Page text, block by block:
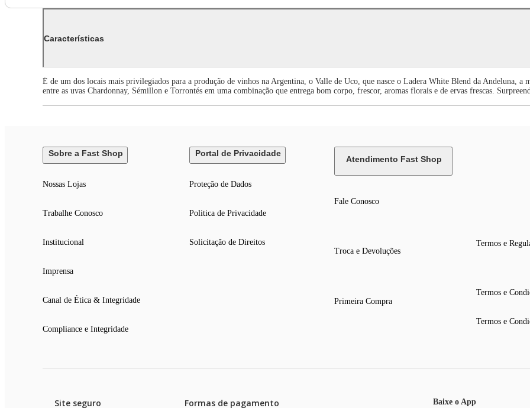
Características
É de um dos locais mais privilegiados para a produção de vinhos na Argentina, o Valle de Uco, que nasce o Ladera White Blend da Andeluna,
entre as uvas Chardonnay, Sémillon e Torrontés em uma combinação que entrega bom corpo, frescor, aromas florais e de ervas frescas.
Sobre a Fast Shop
Nossas Lojas
Trabalhe Conosco
Institucional
Imprensa
Canal de Ética & Integridade
Compliance e Integridade
Portal de Privacidade
Proteção de Dados
Politica de Privacidade
Solicitação de Direitos
Atendimento Fast Shop
Fale Conosco
Troca e Devoluções
Primeira Compra
Termos e
Termos e
Termos e
Site seguro Formas de pagamento Baixe o App